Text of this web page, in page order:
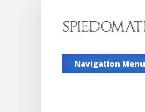
Navigation Menu